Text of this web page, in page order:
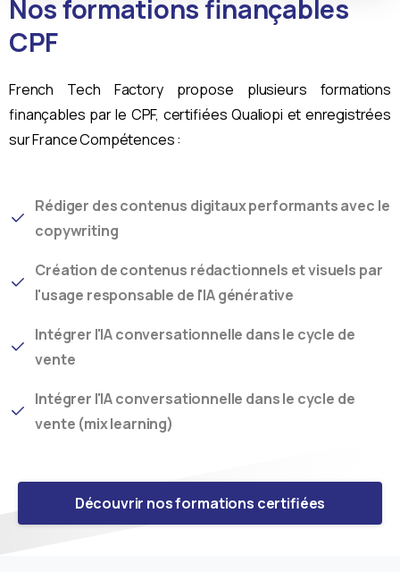
Nos formations finançables
CPF
French Tech Factory propose plusieurs formations
finançables par le CPF, certifiées Qualiopi et enregistrées
sur France Compétences :
Rédiger des contenus digitaux performants avec le
copywriting
Création de contenus rédactionnels et visuels par
l'usage responsable de l'IA générative
Intégrer l'IA conversationnelle dans le cycle de
vente
Intégrer l'IA conversationnelle dans le cycle de
vente (mix learning)
Découvrir nos formations certifiées
Factory traite vos données dans le but de
prendre en charge votre inscription. Pour en
savoir plus sur le traitement de vos données à
caractère personnel et sur l’exercice de vos
.